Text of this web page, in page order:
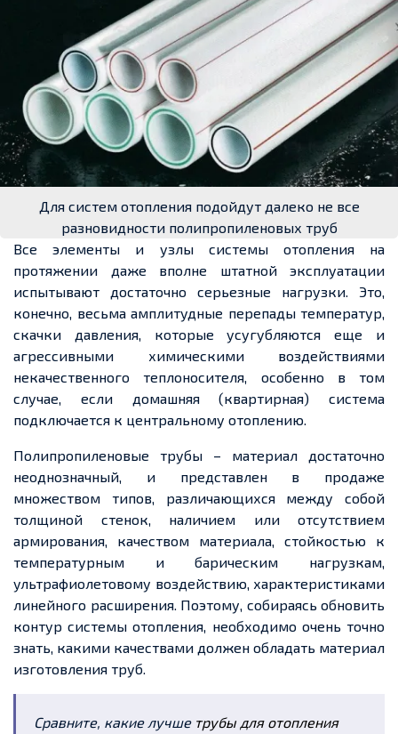
Для систем отопления подойдут далеко не все
разновидности полипропиленовых труб
Все элементы и узлы системы отопления на
протяжении даже вполне штатной эксплуатации
испытывают достаточно серьезные нагрузки. Это,
конечно, весьма амплитудные перепады температур,
скачки давления, которые усугубляются еще и
агрессивными химическими воздействиями
некачественного теплоносителя, особенно в том
случае, если домашняя (квартирная) система
подключается к центральному отоплению.
Полипропиленовые трубы – материал достаточно
неоднозначный, и представлен в продаже
множеством типов, различающихся между собой
толщиной стенок, наличием или отсутствием
армирования, качеством материала, стойкостью к
температурным и барическим нагрузкам,
ультрафиолетовому воздействию, характеристиками
линейного расширения. Поэтому, собираясь обновить
контур системы отопления, необходимо очень точно
знать, какими качествами должен обладать материал
изготовления труб.
Сравните, какие лучше трубы для отопления